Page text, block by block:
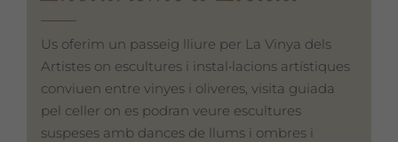
Us oferim un passeig lliure per La Vinya dels
Artistes on escultures i instal•lacions artístiques
conviuen entre vinyes i oliveres, visita guiada
pel celler on es podran veure escultures
suspeses amb dances de llums i ombres i